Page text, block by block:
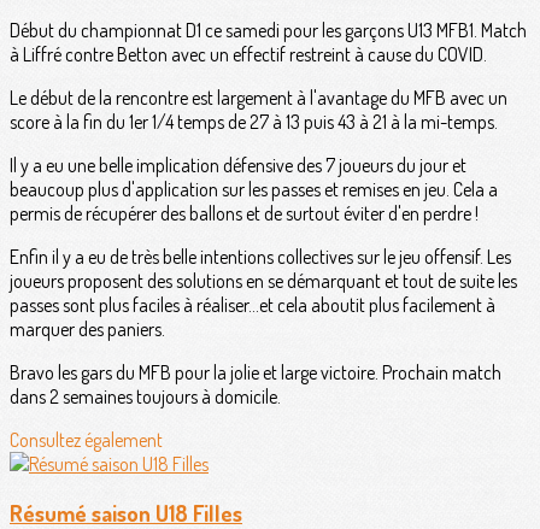
Début du championnat D1 ce samedi pour les garçons U13 MFB1. Match
à Liffré contre Betton avec un effectif restreint à cause du COVID.
Le début de la rencontre est largement à l'avantage du MFB avec un
score à la fin du 1er 1/4 temps de 27 à 13 puis 43 à 21 à la mi-temps.
Il y a eu une belle implication défensive des 7 joueurs du jour et
beaucoup plus d'application sur les passes et remises en jeu. Cela a
permis de récupérer des ballons et de surtout éviter d'en perdre !
Enfin il y a eu de très belle intentions collectives sur le jeu offensif. Les
joueurs proposent des solutions en se démarquant et tout de suite les
passes sont plus faciles à réaliser...et cela aboutit plus facilement à
marquer des paniers.
Bravo les gars du MFB pour la jolie et large victoire. Prochain match
dans 2 semaines toujours à domicile.
Consultez également
Résumé saison U18 Filles